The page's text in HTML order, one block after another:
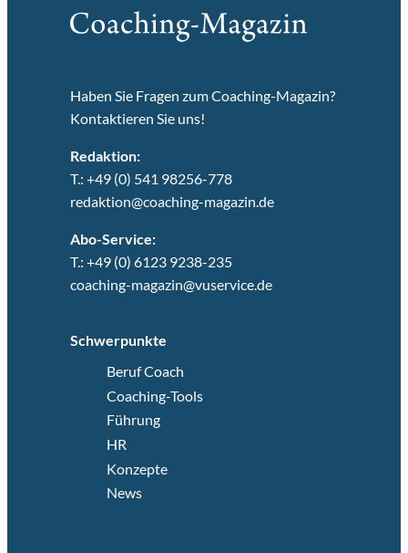
Haben Sie Fragen zum Coaching-Magazin?
Kontaktieren Sie uns!
Redaktion:
T.: +49 (0) 541 98256-778
redaktion@coaching-magazin.de
Abo-Service:
T.: +49 (0) 6123 9238-235
coaching-magazin@vuservice.de
Schwerpunkte
Beruf Coach
Coaching-Tools
Führung
HR
Konzepte
News